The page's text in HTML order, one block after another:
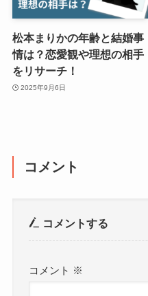
松本まりかの年齢と結婚事
情は？恋愛観や理想の相手
をリサーチ！
2025年9月6日
コメント
コメントする
コメント ※